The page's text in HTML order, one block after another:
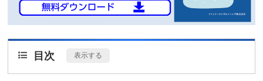
目次 表示する